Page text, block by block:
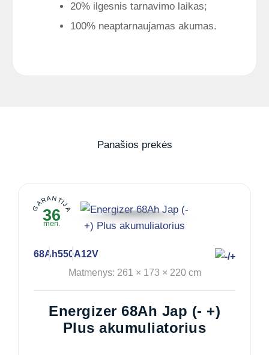
20% ilgesnis tarnavimo laikas;
100% neaptarnaujamas akumas.
Panašios prekės
GARANTIJA
36
mėn.
68Ah550A12V
Matmenys: 261 × 173 × 220 cm
Energizer 68Ah Jap (- +)
Plus akumuliatorius